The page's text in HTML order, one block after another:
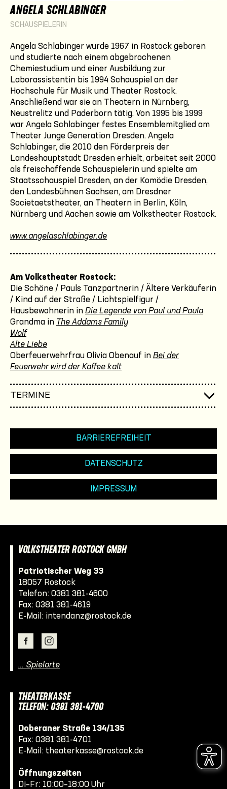
ANGELA SCHLABINGER
SCHAUSPIELERIN
Angela Schlabinger wurde 1967 in Rostock geboren
und studierte nach einem abgebrochenen
Chemiestudium und einer Ausbildung zur
Laborassistentin bis 1994 Schauspiel an der
Hochschule für Musik und Theater Rostock.
Anschließend war sie an Theatern in Nürnberg,
Neustrelitz und Paderborn tätig. Von 1995 bis 1999
war Angela Schlabinger festes Ensemblemitglied am
Theater Junge Generation Dresden. Angela
Schlabinger, die 2010 den Förderpreis der
Landeshauptstadt Dresden erhielt, arbeitet seit 2000
als freischaffende Schauspielerin und spielte am
Staatsschauspiel Dresden, an der Komödie Dresden,
den Landesbühnen Sachsen, am Dresdner
Societaetstheater, an Theatern in Berlin, Köln,
Nürnberg und Aachen sowie am Volkstheater Rostock.
www.angelaschlabinger.de
Am Volkstheater Rostock:
Die Schöne / Pauls Tanzpartnerin / Ältere Verkäuferin
/ Kind auf der Straße / Lichtspielfigur /
Hausbewohnerin in Die Legende von Paul und Paula
Grandma in The Addams Family
Wolf
Alte Liebe
Oberfeuerwehrfrau Olivia Obenauf in Bei der
Feuerwehr wird der Kaffee kalt
TERMINE
BARRIEREFREIHEIT
DATENSCHUTZ
IMPRESSUM
VOLKSTHEATER ROSTOCK GMBH
Patriotischer Weg 33
18057 Rostock
Telefon: 0381 381-4600
Fax: 0381 381-4619
E-Mail: intendanz@rostock.de
… Spielorte
THEATERKASSE
TELEFON: 0381 381-4700
Doberaner Straße 134/135
Fax: 0381 381-4701
E-Mail: theaterkasse@rostock.de
Öffnungszeiten
Di–Fr: 10:00–18:00 Uhr